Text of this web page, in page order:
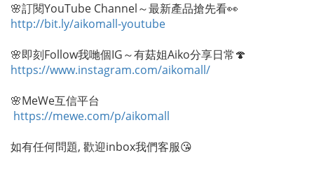
🌸訂閱YouTube Channel～最新產品搶先看👀
http://bit.ly/aikomall-youtube
🌸即刻Follow我哋個IG～有菇姐Aiko分享日常🍄
https://www.instagram.com/aikomall/
🌸MeWe互信平台
https://mewe.com/p/aikomall
如有任何問題, 歡迎inbox我們客服😘